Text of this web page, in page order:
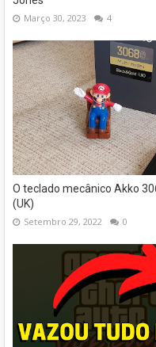
Março 30, 2023 4
O teclado mecânico Akko
(UK)
Setembro 29, 2022 0